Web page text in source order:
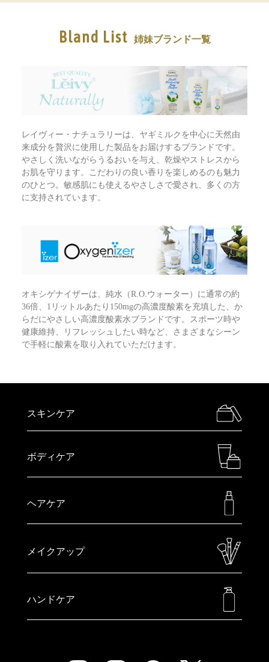
Bland List 姉妹ブランド一覧
レイヴィー・ナチュラリーは、ヤギミルクを中心に天然由
来成分を贅沢に使用した製品をお届けするブランドです。
やさしく洗いながらうるおいを与え、乾燥やストレスから
お肌を守ります。こだわりの良い香りを楽しめるのも魅力
のひとつ。敏感肌にも使えるやさしさで愛され、多くの方
に支持されています。
オキシゲナイザーは、純水（R.O.ウォーター）に通常の約
36倍、1リットルあたり150mgの高濃度酸素を充填した、か
らだにやさしい高濃度酸素水ブランドです。スポーツ時や
健康維持、リフレッシュしたい時など、さまざまなシーン
で手軽に酸素を取り入れていただけます。
スキンケア
ボディケア
ヘアケア
メイクアップ
ハンドケア